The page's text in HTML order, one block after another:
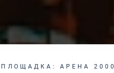
АРЕНА 2000